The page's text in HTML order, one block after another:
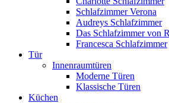
Schlafzimmer Verona
Audreys Schlafzimmer
Das Schlafzimmer von
Francesca Schlafzimmer
Tür
Innenraumtüren
Moderne Türen
Klassische Türen
Küchen